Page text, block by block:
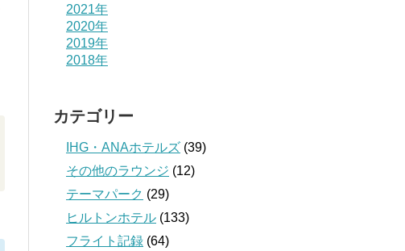
2021年
2020年
2019年
2018年
カテゴリー
IHG・ANAホテルズ (39)
その他のラウンジ (12)
テーマパーク (29)
ヒルトンホテル (133)
フライト記録 (64)